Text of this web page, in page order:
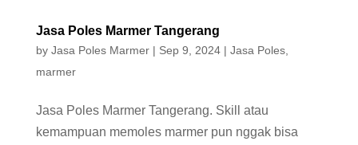
Jasa Poles Marmer Tangerang
by Jasa Poles Marmer| Sep 9, 2024| Jasa Poles,
marmer
Jasa Poles Marmer Tangerang. Skill atau
kemampuan memoles marmer pun nggak bisa